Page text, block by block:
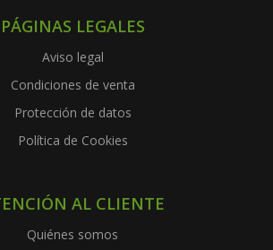
PÁGINAS LEGALES
Aviso legal
Condiciones de venta
Protección de datos
Política de Cookies
AL CLIENTE
Quiénes somos